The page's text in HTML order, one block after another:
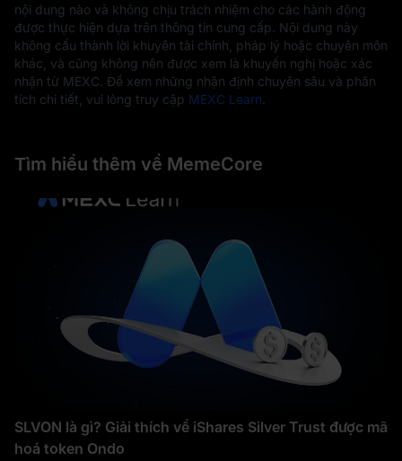
nội dung nào và không chịu trách nhiệm cho các hành động
được thực hiện dựa trên thông tin cung cấp. Nội dung này
không cấu thành lời khuyên tài chính, pháp lý hoặc chuyên môn
khác, và cũng không nên được xem là khuyến nghị hoặc xác
nhận từ MEXC. Để xem những nhận định chuyên sâu và phân
tích chi tiết, vui lòng truy cập MEXC Learn
Tìm hiểu thêm về MemeCore
SLVON là gì? Giải thích về iShares Silver Trust được mã
hoá token Ondo